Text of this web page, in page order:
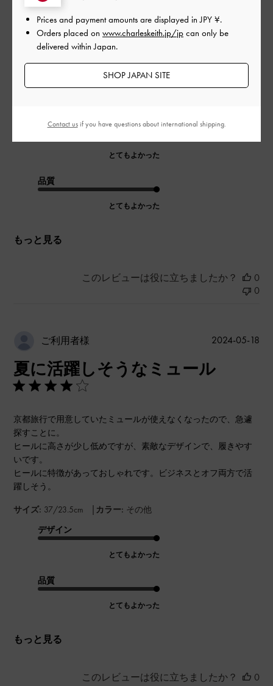
hs8さんのレビュー
のでいつもよりサイズ上のやつを買いましたがぴったりでし
た！
デザイン
とてもよかった
品質
とてもよかった
もっと見る
このレビューは役に立ちましたか？
0
0
ご利用者様
夏に活躍しそうなミュール
京都旅行で用意していたミュールが使えなくなったので、急遽
探すことに。
ヒールに高さが少し低めですが、素敵なデザインで、履きやす
いです。
ヒールに特徴があっておしゃれです。ビジネスとオフ両方で活
躍しそう。
サイズ: 37/23.5cm | カラー: その他
デザイン
とてもよかった
品質
とてもよかった
もっと見る
公
2024-05-18
このレビューは役に立ちましたか？
0
Prices and payment amounts are displayed inJPY ¥.
Orders placed on www.charleskeith.jp/jp can only be
delivered within Japan.
SHOP JAPAN SITE
Contact usif you have questions about international shipping.